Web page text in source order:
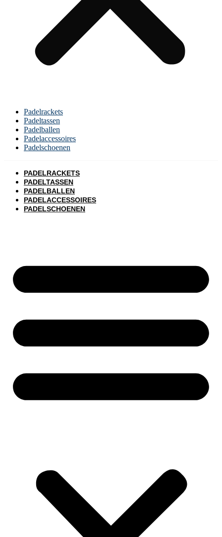
Padelrackets
Padeltassen
Padelballen
Padelaccessoires
Padelschoenen
PADELRACKETS
PADELTASSEN
PADELBALLEN
PADELACCESSOIRES
PADELSCHOENEN